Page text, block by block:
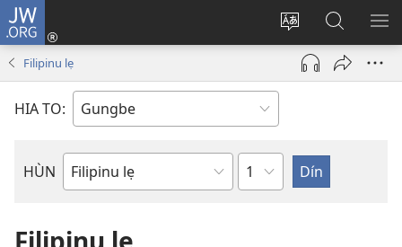
JW.ORG
Diọ
ogbè
nọtẹn
Hùn
Adà
Towe
(opens
new
Dín
to
JW.ORG
Filipinu lẹ
HIA TO:
HÙN
Bible
Weta